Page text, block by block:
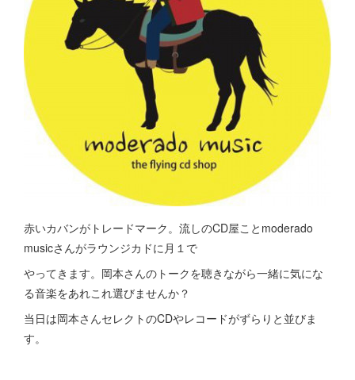
赤いカバンがトレードマーク。流しのCD屋ことmoderado
musicさんがラウンジカドに月１で
やってきます。岡本さんのトークを聴きながら一緒に気にな
る音楽をあれこれ選びませんか？
当日は岡本さんセレクトのCDやレコードがずらりと並びま
す。